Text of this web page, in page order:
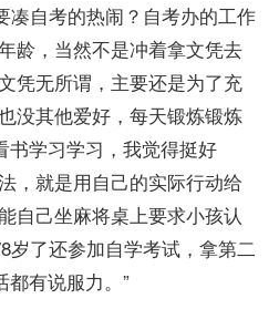
自考的热闹？自考办的工作
龄，当然不是冲着拿文凭去
凭无所谓，主要还是为了充
没其他爱好，每天锻炼锻炼
书学习学习，我觉得挺好
，就是用自己的实际行动给
自己坐麻将桌上要求小孩认
岁了还参加自学考试，拿第二
都有说服力。”